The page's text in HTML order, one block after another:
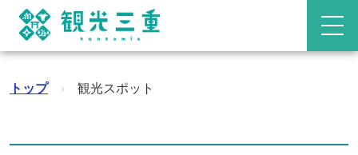
トップ › 観光スポット